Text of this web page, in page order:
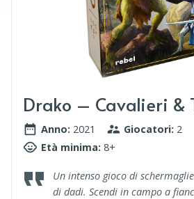
Drako – Cavalieri &
Anno: 2021 Giocatori: 2
Età minima: 8+
Un intenso gioco di
di dadi. Scendi in campo a